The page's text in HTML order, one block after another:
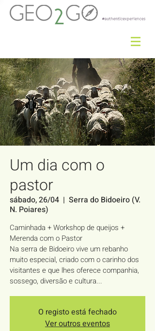
Um dia com o
pastor
sábado, 26/04
  |
Serra do Bidoeiro (V.
N. Poiares)
Caminhada + Workshop de queijos +
Merenda com o Pastor
Na serra de Bidoeiro vive um rebanho
muito especial, criado com o carinho dos
visitantes e que lhes oferece companhia,
sossego, diversão e cultura...
O registo está fechado
Ver outros eventos